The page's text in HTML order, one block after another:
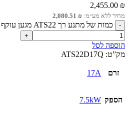
2,455.00 ₪
מחיר ללא מע״מ: 2,080.51 ₪
כמות של מתנע רך ATS22 מגען עוקף 7.5kW
הוספה לסל
מק”ט: ATS22D17Q
זרם 17A
הספק 7.5kW